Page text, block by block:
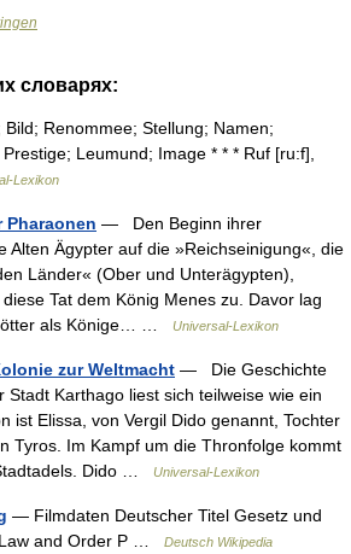
словарях:
Renommee; Stellung; Namen;
Leumund; Image * * * Ruf [ru:f],
Lexikon
Pharaonen — Den Beginn ihrer
Alten Ägypter auf die »Reichseinigung«, die
Länder« (Ober und Unterägypten),
Tat dem König Menes zu. Davor lag
als Könige… …
Universal-Lexikon
zur Weltmacht — Die Geschichte
Stadt Karthago liest sich teilweise wie ein
ist Elissa, von Vergil Dido genannt, Tochter
Tyros. Im Kampf um die Thronfolge kommt
Dido …
Universal-Lexikon
— Filmdaten Deutscher Titel Gesetz und
and Order P …
Deutsch Wikipedia